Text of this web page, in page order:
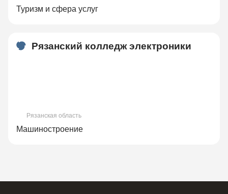
Туризм и сфера услуг
Рязанский колледж электроники
Рязанская область
Машиностроение